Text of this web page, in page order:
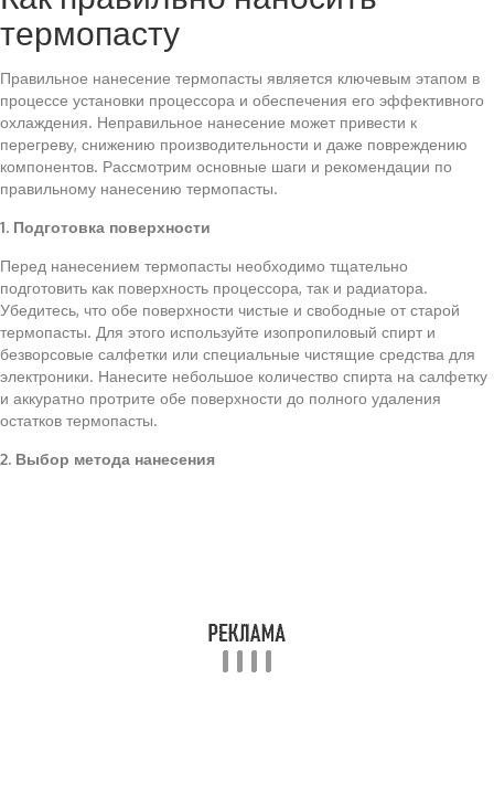
термопасту
Правильное нанесение термопасты является ключевым этапом в
процессе установки процессора и обеспечения его эффективного
охлаждения. Неправильное нанесение может привести к
перегреву, снижению производительности и даже повреждению
компонентов. Рассмотрим основные шаги и рекомендации по
правильному нанесению термопасты.
1. Подготовка поверхности
Перед нанесением термопасты необходимо тщательно
подготовить как поверхность процессора, так и радиатора.
Убедитесь, что обе поверхности чистые и свободные от старой
термопасты. Для этого используйте изопропиловый спирт и
безворсовые салфетки или специальные чистящие средства для
электроники. Нанесите небольшое количество спирта на салфетку
и аккуратно протрите обе поверхности до полного удаления
остатков термопасты.
2. Выбор метода нанесения